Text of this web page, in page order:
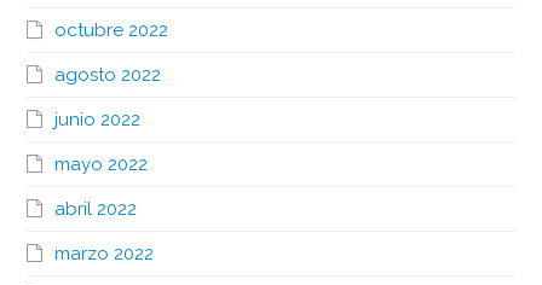
octubre 2022
agosto 2022
junio 2022
mayo 2022
abril 2022
marzo 2022